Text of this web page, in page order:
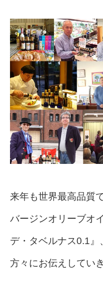
来年も世界最高品質
バージンオリーブオ
デ・タベルナス0.1
方々にお伝えしてい